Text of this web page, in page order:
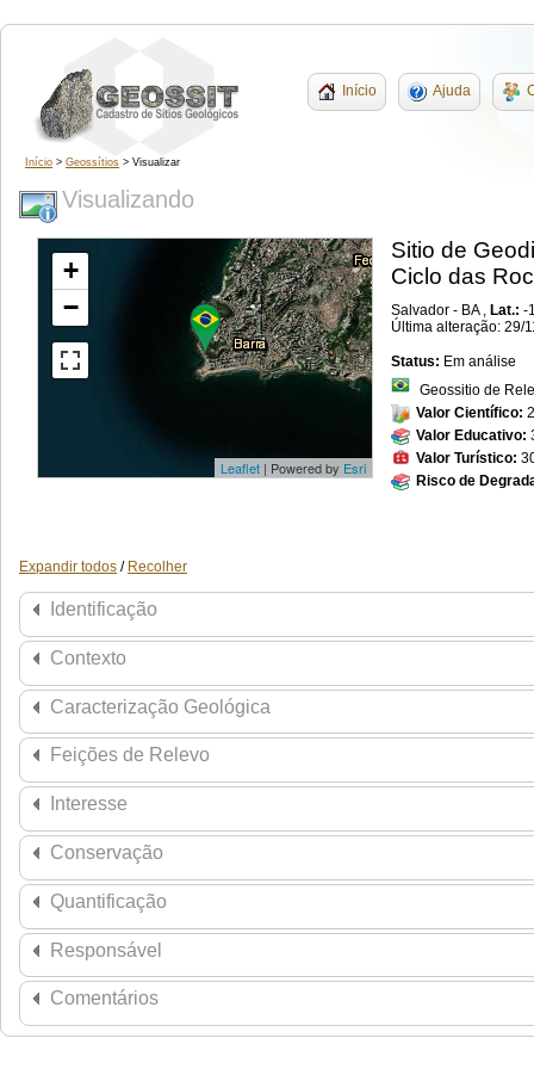
Início Ajuda
Início > Geossítios > Visualizar
Visualizando
+
−
Leaflet | Powered by Esri
Sitio de
Ciclo das
Salvador - BA , Lat.: -
Última alteração: 29/
Status: Em análise
Geossitio de
Valor Científico:
Valor Educativo:
Valor Turístico:
Risco de
Expandir todos / Recolher
Identificação
Contexto
Caracterização Geológica
Feições de Relevo
Interesse
Conservação
Quantificação
Responsável
Comentários